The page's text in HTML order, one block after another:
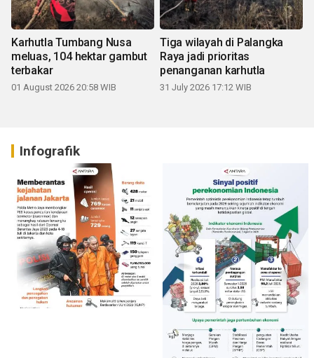
Karhutla Tumbang Nusa
meluas, 104 hektar gambut
terbakar
01 August 2026 20:58 WIB
Tiga wilayah di Palangka
Raya jadi prioritas
penanganan karhutla
31 July 2026 17:12 WIB
Infografik